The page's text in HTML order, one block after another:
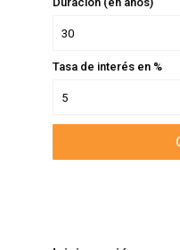
Tasa de interés en %